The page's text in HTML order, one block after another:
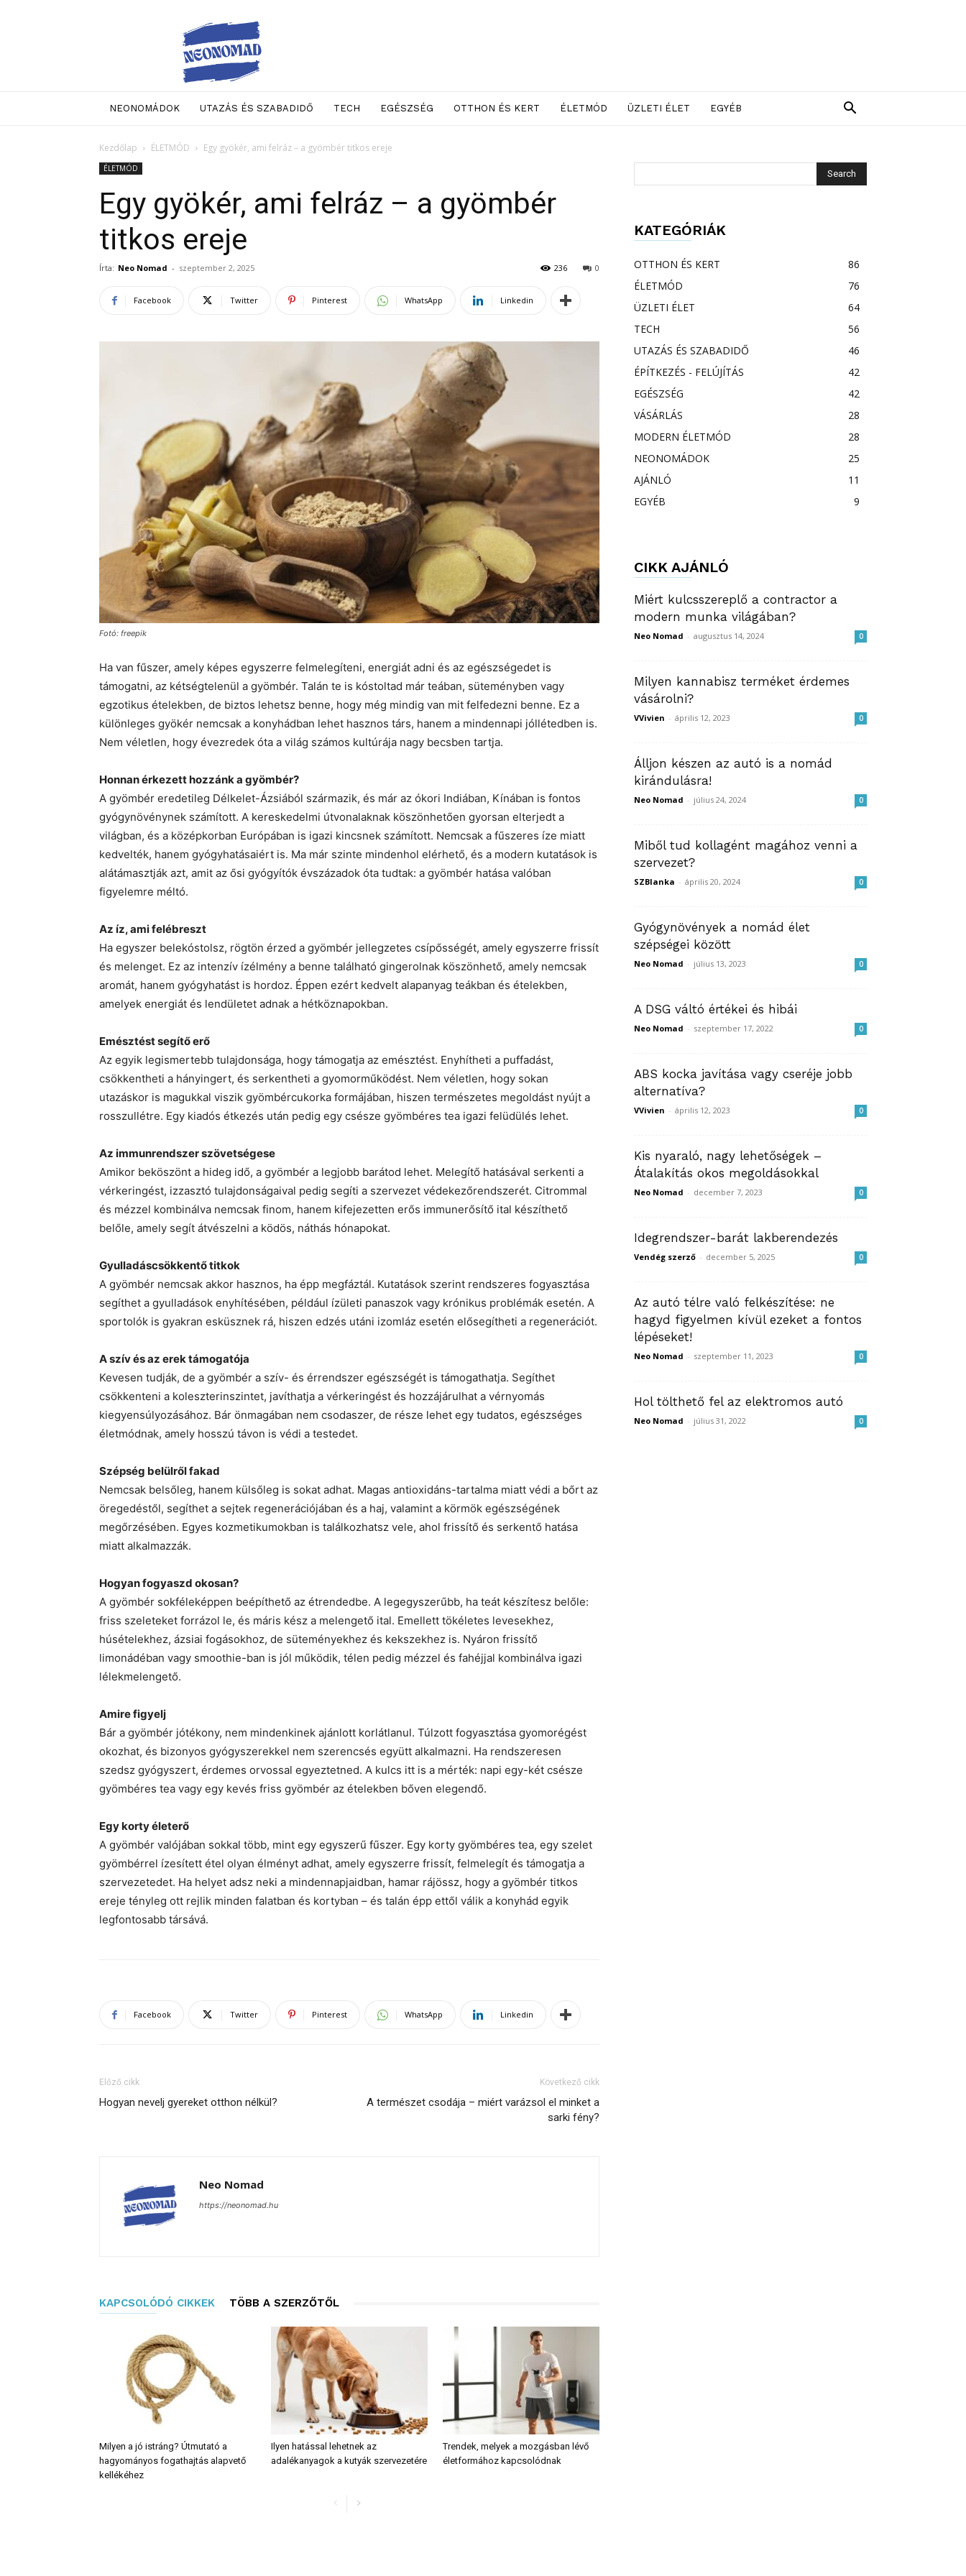
Neo
Nomad
NEONOMÁDOK UTAZÁS ÉS SZABADIDŐ TECH EGÉSZSÉG OTTHON ÉS KERT ÉLETMÓD ÜZLETI ÉLET EGYÉB
Kezdőlap ÉLETMÓD Egy gyökér, ami felráz – a gyömbér titkos ereje
ÉLETMÓD
Egy gyökér, ami felráz – a gyömbér
titkos ereje
Írta: Neo Nomad - szeptember 2, 2025 0
236
Facebook Twitter Pinterest WhatsApp Linkedin
Fotó: freepik
Ha van fűszer, amely képes egyszerre felmelegíteni, energiát adni és az egészségedet is
támogatni, az kétségtelenül a gyömbér. Talán te is kóstoltad már teában, süteményben vagy
egzotikus ételekben, de biztos lehetsz benne, hogy még mindig van mit felfedezni benne. Ez a
különleges gyökér nemcsak a konyhádban lehet hasznos társ, hanem a mindennapi jóllétedben is.
Nem véletlen, hogy évezredek óta a világ számos kultúrája nagy becsben tartja.
Honnan érkezett hozzánk a gyömbér?
A gyömbér eredetileg Délkelet-Ázsiából származik, és már az ókori Indiában, Kínában is fontos
gyógynövénynek számított. A kereskedelmi útvonalaknak köszönhetően gyorsan elterjedt a
világban, és a középkorban Európában is igazi kincsnek számított. Nemcsak a fűszeres íze miatt
kedvelték, hanem gyógyhatásaiért is. Ma már szinte mindenhol elérhető, és a modern kutatások is
alátámasztják azt, amit az ősi gyógyítók évszázadok óta tudtak: a gyömbér hatása valóban
figyelemre méltó.
Az íz, ami felébreszt
Ha egyszer belekóstolsz, rögtön érzed a gyömbér jellegzetes csípősségét, amely egyszerre frissít
és melenget. Ez az intenzív ízélmény a benne található gingerolnak köszönhető, amely nemcsak
aromát, hanem gyógyhatást is hordoz. Éppen ezért kedvelt alapanyag teákban és ételekben,
amelyek energiát és lendületet adnak a hétköznapokban.
Emésztést segítő erő
Az egyik legismertebb tulajdonsága, hogy támogatja az emésztést. Enyhítheti a puffadást,
csökkentheti a hányingert, és serkentheti a gyomorműködést. Nem véletlen, hogy sokan
utazáskor is magukkal viszik gyömbércukorka formájában, hiszen természetes megoldást nyújt a
rosszullétre. Egy kiadós étkezés után pedig egy csésze gyömbéres tea igazi felüdülés lehet.
Az immunrendszer szövetségese
Amikor beköszönt a hideg idő, a gyömbér a legjobb barátod lehet. Melegítő hatásával serkenti a
vérkeringést, izzasztó tulajdonságaival pedig segíti a szervezet védekezőrendszerét. Citrommal
és mézzel kombinálva nemcsak finom, hanem kifejezetten erős immunerősítő ital készíthető
belőle, amely segít átvészelni a ködös, náthás hónapokat.
Gyulladáscsökkentő titkok
A gyömbér nemcsak akkor hasznos, ha épp megfáztál. Kutatások szerint rendszeres fogyasztása
segíthet a gyulladások enyhítésében, például ízületi panaszok vagy krónikus problémák esetén. A
sportolók is gyakran esküsznek rá, hiszen edzés utáni izomláz esetén elősegítheti a regenerációt.
A szív és az erek támogatója
Kevesen tudják, de a gyömbér a szív- és érrendszer egészségét is támogathatja. Segíthet
csökkenteni a koleszterinszintet, javíthatja a vérkeringést és hozzájárulhat a vérnyomás
kiegyensúlyozásához. Bár önmagában nem csodaszer, de része lehet egy tudatos, egészséges
életmódnak, amely hosszú távon is védi a testedet.
Szépség belülről fakad
Nemcsak belsőleg, hanem külsőleg is sokat adhat. Magas antioxidáns-tartalma miatt védi a bőrt az
öregedéstől, segíthet a sejtek regenerációjában és a haj, valamint a körmök egészségének
megőrzésében. Egyes kozmetikumokban is találkozhatsz vele, ahol frissítő és serkentő hatása
miatt alkalmazzák.
Hogyan fogyaszd okosan?
A gyömbér sokféleképpen beépíthető az étrendedbe. A legegyszerűbb, ha teát készítesz belőle:
friss szeleteket forrázol le, és máris kész a melengető ital. Emellett tökéletes levesekhez,
húsételekhez, ázsiai fogásokhoz, de süteményekhez és kekszekhez is. Nyáron frissítő
limonádéban vagy smoothie-ban is jól működik, télen pedig mézzel és fahéjjal kombinálva igazi
lélekmelengető.
Amire figyelj
Bár a gyömbér jótékony, nem mindenkinek ajánlott korlátlanul. Túlzott fogyasztása gyomorégést
okozhat, és bizonyos gyógyszerekkel nem szerencsés együtt alkalmazni. Ha rendszeresen
szedsz gyógyszert, érdemes orvossal egyeztetned. A kulcs itt is a mérték: napi egy-két csésze
gyömbéres tea vagy egy kevés friss gyömbér az ételekben bőven elegendő.
Egy korty életerő
A gyömbér valójában sokkal több, mint egy egyszerű fűszer. Egy korty gyömbéres tea, egy szelet
gyömbérrel ízesített étel olyan élményt adhat, amely egyszerre frissít, felmelegít és támogatja a
szervezetedet. Ha helyet adsz neki a mindennapjaidban, hamar rájössz, hogy a gyömbér titkos
ereje tényleg ott rejlik minden falatban és kortyban – és talán épp ettől válik a konyhád egyik
legfontosabb társává.
Facebook Twitter Pinterest WhatsApp Linkedin
Előző cikk
Hogyan nevelj gyereket otthon nélkül?
Következő cikk
A természet csodája – miért varázsol el minket a
sarki fény?
Neo Nomad
https://neonomad.hu
KAPCSOLÓDÓ CIKKEK TÖBB A SZERZŐTŐL
Milyen a jó istráng? Útmutató a
hagyományos fogathajtás alapvető
kellékéhez
Ilyen hatással lehetnek az
adalékanyagok a kutyák szervezetére
Trendek, melyek a mozgásban lévő
életformához kapcsolódnak
KATEGÓRIÁK
OTTHON ÉS KERT
86
ÉLETMÓD
76
ÜZLETI ÉLET
64
TECH
56
UTAZÁS ÉS SZABADIDŐ
46
ÉPÍTKEZÉS - FELÚJÍTÁS
42
EGÉSZSÉG
42
VÁSÁRLÁS
28
MODERN ÉLETMÓD
28
NEONOMÁDOK
25
AJÁNLÓ
11
EGYÉB
9
CIKK AJÁNLÓ
Miért kulcsszereplő a contractor a
modern munka világában?
Neo Nomad - augusztus 14, 2024 0
Milyen kannabisz terméket érdemes
vásárolni?
VVivien - április 12, 2023 0
Álljon készen az autó is a nomád
kirándulásra!
Neo Nomad - július 24, 2024 0
Miből tud kollagént magához venni a
szervezet?
SZBlanka - április 20, 2024 0
Gyógynövények a nomád élet
szépségei között
Neo Nomad - július 13, 2023 0
A DSG váltó értékei és hibái
Neo Nomad - szeptember 17, 2022 0
ABS kocka javítása vagy cseréje jobb
alternatíva?
VVivien - április 12, 2023 0
Kis nyaraló, nagy lehetőségek –
Átalakítás okos megoldásokkal
Neo Nomad - december 7, 2023 0
Idegrendszer-barát lakberendezés
Vendég szerző - december 5, 2025 0
Az autó télre való felkészítése: ne
hagyd figyelmen kívül ezeket a fontos
lépéseket!
Neo Nomad - szeptember 11, 2023 0
Hol tölthető fel az elektromos autó
Neo Nomad - július 31, 2022 0